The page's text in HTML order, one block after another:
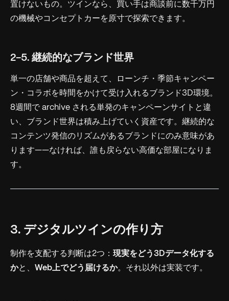
置けないもの。ツインなら、買い手は商談前に数千万円
の機械やコンセプトカーを原寸で探索できます。
2-5. 継続的なブランド世界
単一の店舗や商品を超えて、ローンチ・季節キャンペー
ン・コラボを時間をかけて受け入れるブランド3D環境。
8週間で archive される単発のキャンペーンサイトと違
い、ブランド世界は積み上げていく資産です。継続的な
コンテンツ発信のリズムがあるブランドにのみ意味があ
ります——なければ、誰も戻らない高価な部屋になりま
す。
3. デジタルツインの作り方
制作を支配する判断は2つ： 現実をどう3Dデータ化する
かと、 Web上でどう届けるか。それ以外は実装です。